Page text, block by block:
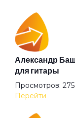
Прости меня
Ревность
Рядом нет тебя
Александр
для гитары
Просмотров:
Перейти